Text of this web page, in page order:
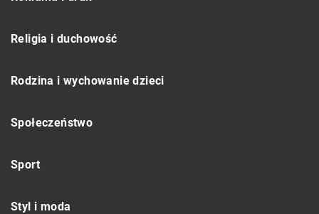
Religia i duchowość
Rodzina i wychowanie dzieci
Społeczeństwo
Sport
Styl i moda